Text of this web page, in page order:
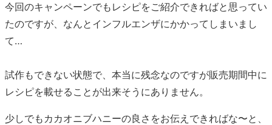
今回のキャンペーンでもレシピをご紹介できればと思ってい
たのですが、なんとインフルエンザにかかってしまいまし
て…
試作もできない状態で、本当に残念なのですが販売期間中に
レシピを載せることが出来そうにありません。
少しでもカカオニブハニーの良さをお伝えできればな〜と、